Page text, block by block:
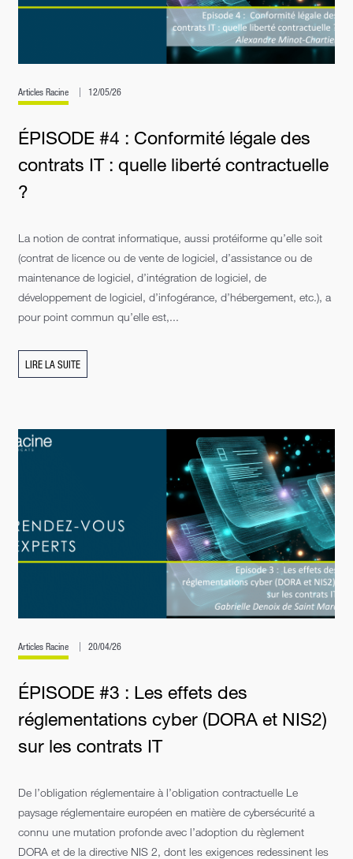
Articles Racine 12/05/26
ÉPISODE #4 : Conformité légale des
contrats IT : quelle liberté contractuelle
?
La notion de contrat informatique, aussi protéiforme qu’elle soit
(contrat de licence ou de vente de logiciel, d’assistance ou de
maintenance de logiciel, d’intégration de logiciel, de
développement de logiciel, d’infogérance, d’hébergement, etc.), a
pour point commun qu’elle est,...
LIRE LA SUITE
Articles Racine 20/04/26
ÉPISODE #3 : Les effets des
réglementations cyber (DORA et NIS2)
sur les contrats IT
De l’obligation réglementaire à l’obligation contractuelle Le
paysage réglementaire européen en matière de cybersécurité a
connu une mutation profonde avec l’adoption du règlement
DORA et de la directive NIS 2, dont les exigences redessinent les